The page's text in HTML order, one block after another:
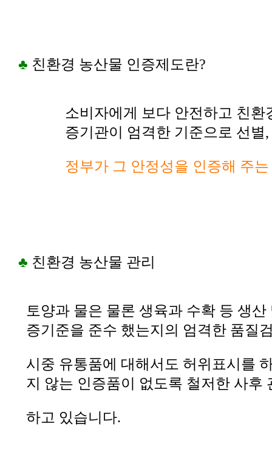
♣ 친환경 농산물 인증제도란?
소비자에게 보다 안전하고 친환
증기관이 엄격한 기준으로 선별
정부가 그 안정성을 인증해 주
♣ 친환경 농산물 관리
토양과 물은 물론 생육과 수확 등 생
증기준을 준수 했는지의 엄격한 품질
시중 유통품에 대해서도 허위표시를
지 않는 인증품이 없도록 철저한 사후
하고 있습니다.